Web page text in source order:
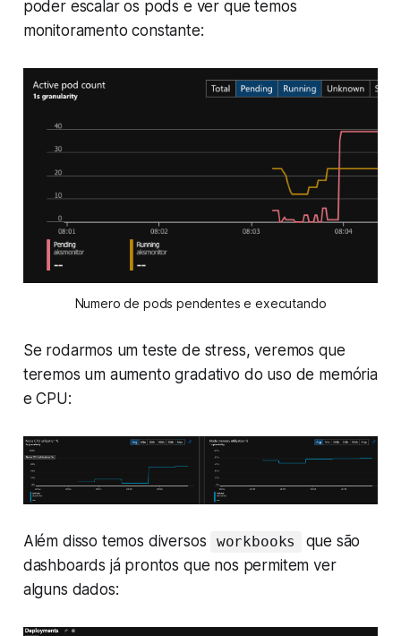
poder escalar os pods e ver que temos
monitoramento constante:
Numero de pods pendentes e executando
Se rodarmos um teste de stress, veremos que
teremos um aumento gradativo do uso de memória
e CPU:
Além disso temos diversos workbooks
que são
dashboards já prontos que nos permitem ver
alguns dados: